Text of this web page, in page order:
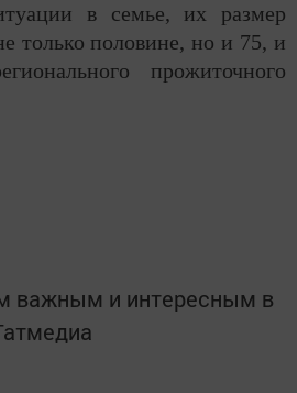
в семье, их размер
только половине, но и 75, и
прожиточного
важным и интересным в